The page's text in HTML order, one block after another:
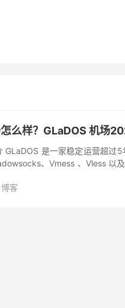
么样？GLaDOS 机场
GLaDOS 是一家稳定运营超过
、Vmess 、Vless 以
博客